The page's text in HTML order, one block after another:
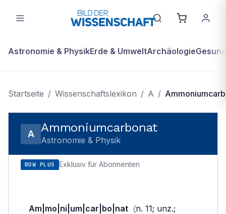
Astronomie & PhysikErde & UmweltArchäologie
Startseite / Wissenschaftslexikon / A /
A Ammoniumcarbonat
Astronomie & Physik
BDW PLUS Exklusiv für Abonnenten
Am|mo|ni|um|car|bo|nat 〈n. 11; unz.;